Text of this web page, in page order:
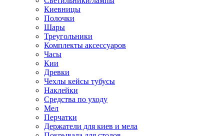
Киевницы
Полочки
Шары
Треугольники
Комплекты аксессуаров
Часы
Кии
Древки
Чехлы кейсы тубусы
Наклейки
Средства по уходу
Мел
Перчатки
Держатели для киев и мела